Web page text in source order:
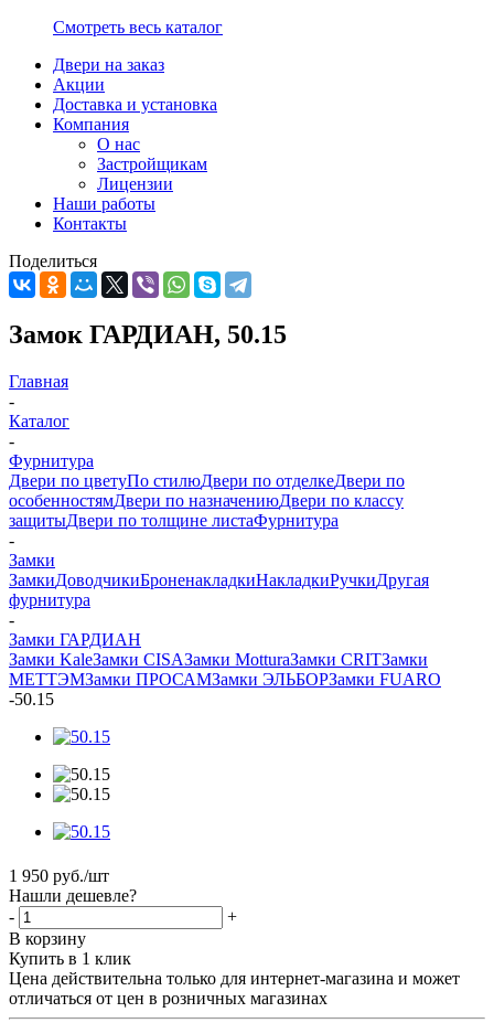
Смотреть весь каталог
Двери на заказ
Акции
Доставка и установка
Компания
О нас
Застройщикам
Лицензии
Наши работы
Контакты
Поделиться
Замок ГАРДИАН, 50.15
Главная
-
Каталог
-
Фурнитура
Двери по цветуПо стилюДвери по отделкеДвери по
особенностямДвери по назначениюДвери по классу
защитыДвери по толщине листаФурнитура
-
Замки
ЗамкиДоводчикиБроненакладкиНакладкиРучкиДругая
фурнитура
-
Замки ГАРДИАН
Замки KaleЗамки CISAЗамки MotturaЗамки CRITЗамки
МЕТТЭМЗамки ПРОСАМЗамки ЭЛЬБОРЗамки FUARO
-50.15
1 950 руб./шт
Нашли дешевле?
-
+
В корзину
Купить в 1 клик
Цена действительна только для интернет-магазина и может
отличаться от цен в розничных магазинах